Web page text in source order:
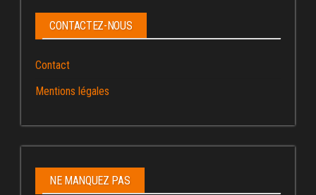
CONTACTEZ-NOUS
Contact
Mentions légales
NE MANQUEZ PAS